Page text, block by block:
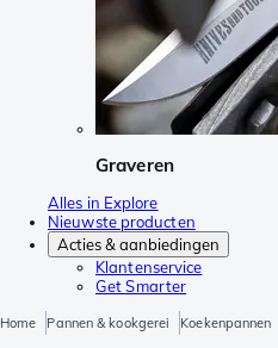
Graveren
Alles in Explore
Nieuwste producten
Acties & aanbiedingen
Klantenservice
Get Smarter
Home Pannen & kookgerei Koekenpannen